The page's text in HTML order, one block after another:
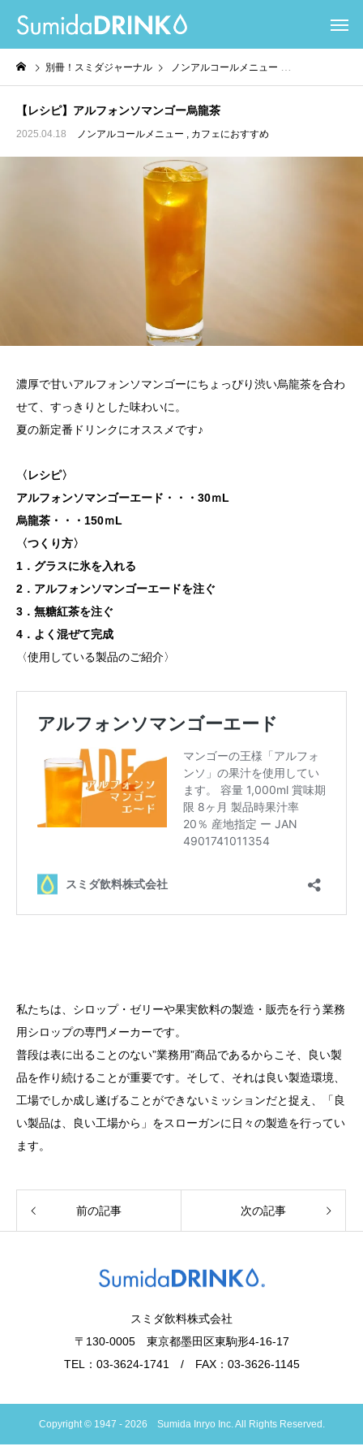
別冊！スミダジャーナル ノンアルコールメニュー カフェにおすすめ
【レシピ】アルフォンソマンゴー烏龍茶
2025.04.18 ノンアルコールメニュー カフェにおすすめ
濃厚で甘いアルフォンソマンゴーにちょっぴり渋い烏龍茶を合わ
せて、すっきりとした味わいに。
夏の新定番ドリンクにオススメです♪
〈レシピ〉
アルフォンソマンゴーエード・・・30ｍL
烏龍茶・・・150ｍL
〈つくり方〉
1．グラスに氷を入れる
2．アルフォンソマンゴーエードを注ぐ
3．無糖紅茶を注ぐ
4．よく混ぜて完成
〈使用している製品のご紹介〉
私たちは、シロップ・ゼリーや果実飲料の製造・販売を行う業務
用シロップの専門メーカーです。
普段は表に出ることのない”業務用”商品であるからこそ、良い製
品を作り続けることが重要です。そして、それは良い製造環境、
工場でしか成し遂げることができないミッションだと捉え、「良
い製品は、良い工場から」をスローガンに日々の製造を行ってい
ます。
前の記事 次の記事
スミダ飲料株式会社
〒130-0005 東京都墨田区東駒形4-16-17
TEL：03-3624-1741 / FAX：03-3626-1145
Copyright © 1947 - 2026 Sumida Inryo Inc. All Rights Reserved.